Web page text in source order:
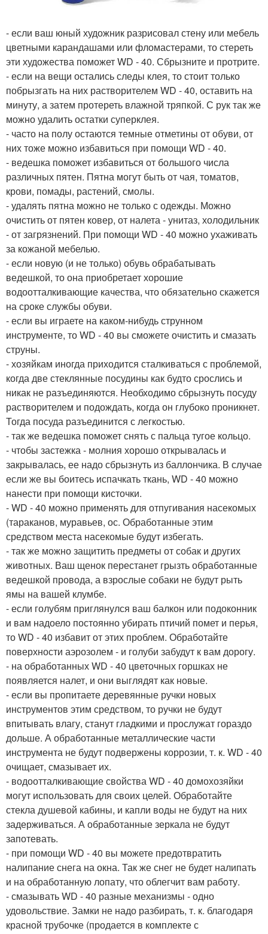
- если ваш юный художник разрисовал стену или мебель
цветными карандашами или фломастерами, то стереть
эти художества поможет WD - 40. Сбрызните и протрите.
- если на вещи остались следы клея, то стоит только
побрызгать на них растворителем WD - 40, оставить на
минуту, а затем протереть влажной тряпкой. С рук так же
можно удалить остатки суперклея.
- часто на полу остаются темные отметины от обуви, от
них тоже можно избавиться при помощи WD - 40.
- ведешка поможет избавиться от большого числа
различных пятен. Пятна могут быть от чая, томатов,
крови, помады, растений, смолы.
- удалять пятна можно не только с одежды. Можно
очистить от пятен ковер, от налета - унитаз, холодильник
- от загрязнений. При помощи WD - 40 можно ухаживать
за кожаной мебелью.
- если новую (и не только) обувь обрабатывать
ведешкой, то она приобретает хорошие
водоотталкивающие качества, что обязательно скажется
на сроке службы обуви.
- если вы играете на каком-нибудь струнном
инструменте, то WD - 40 вы сможете очистить и смазать
струны.
- хозяйкам иногда приходится сталкиваться с проблемой,
когда две стеклянные посудины как будто срослись и
никак не разъединяются. Необходимо сбрызнуть посуду
растворителем и подождать, когда он глубоко проникнет.
Тогда посуда разъединится с легкостью.
- так же ведешка поможет снять с пальца тугое кольцо.
- чтобы застежка - молния хорошо открывалась и
закрывалась, ее надо сбрызнуть из баллончика. В случае
если же вы боитесь испачкать ткань, WD - 40 можно
нанести при помощи кисточки.
- WD - 40 можно применять для отпугивания насекомых
(тараканов, муравьев, ос. Обработанные этим
средством места насекомые будут избегать.
- так же можно защитить предметы от собак и других
животных. Ваш щенок перестанет грызть обработанные
ведешкой провода, а взрослые собаки не будут рыть
ямы на вашей клумбе.
- если голубям приглянулся ваш балкон или подоконник
и вам надоело постоянно убирать птичий помет и перья,
то WD - 40 избавит от этих проблем. Обработайте
поверхности аэрозолем - и голуби забудут к вам дорогу.
- на обработанных WD - 40 цветочных горшках не
появляется налет, и они выглядят как новые.
- если вы пропитаете деревянные ручки новых
инструментов этим средством, то ручки не будут
впитывать влагу, станут гладкими и прослужат гораздо
дольше. А обработанные металлические части
инструмента не будут подвержены коррозии, т. к. WD - 40
очищает, смазывает их.
- водоотталкивающие свойства WD - 40 домохозяйки
могут использовать для своих целей. Обработайте
стекла душевой кабины, и капли воды не будут на них
задерживаться. А обработанные зеркала не будут
запотевать.
- при помощи WD - 40 вы можете предотвратить
налипание снега на окна. Так же снег не будет налипать
и на обработанную лопату, что облегчит вам работу.
- смазывать WD - 40 разные механизмы - одно
удовольствие. Замки не надо разбирать, т. к. благодаря
красной трубочке (продается в комплекте с